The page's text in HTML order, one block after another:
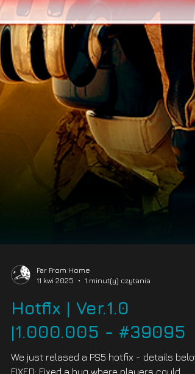
Far From Home
11 kwi 2025
1 minut(y) czytania
Hotfix | Ver.1.0